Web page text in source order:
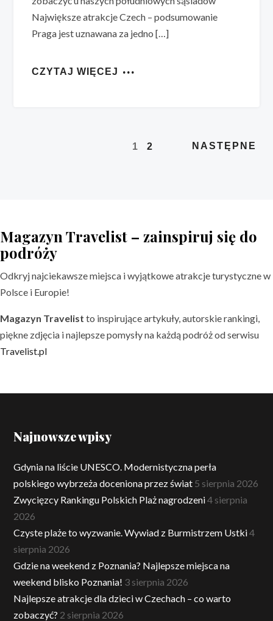
Największe atrakcje Czech – podsumowanie
Praga jest uznawana za jedno […]
CZYTAJ WIĘCEJ
1 2 NASTĘPNE
Magazyn Travelist – zainspiruj się do
podróży
Odkryj najciekawsze miejsca i wyjątkowe atrakcje turystyczne w
Polsce i Europie!
Magazyn Travelist to inspirujące artykuły, autorskie rankingi,
piękne zdjęcia i najlepsze pomysły na każdą podróż od serwisu
Travelist.pl
Najnowsze wpisy
Gdynia na liście UNESCO. Modernistyczna perła
polskiego wybrzeża doceniona przez świat 5 sierpnia 2026
Zwycięzcy Rankingu Polskich Plaż nagrodzeni4 sierpnia
2026
Czyste plaże to wyzwanie. Wywiad z Burmistrzem Ustki4
sierpnia 2026
Gdzie na weekend z Poznania? Najlepsze miejsca na
weekend blisko Poznania! 3 sierpnia 2026
Najlepsze atrakcje dla dzieci w Czechach – co warto
zobaczyć? 2 sierpnia 2026